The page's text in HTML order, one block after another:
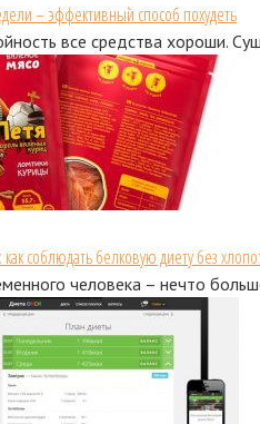
– эффективный способ похудеть
все средства хороши.
соблюдать белковую диету без
человека – нечто